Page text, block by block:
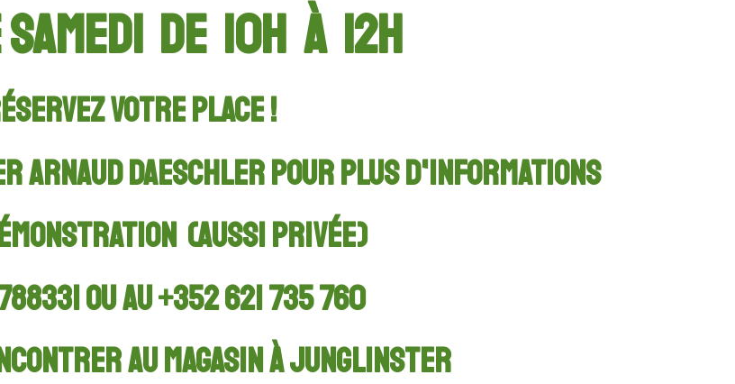
de 10h à 12h
votre place !
Arnaud Daeschler pour plus d'informations
(aussi privée)
ou AU+352 621 735 760
au magasin à Junglinster